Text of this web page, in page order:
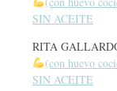
SIN ACEITE
RITA
(con huevo
SIN ACEITE